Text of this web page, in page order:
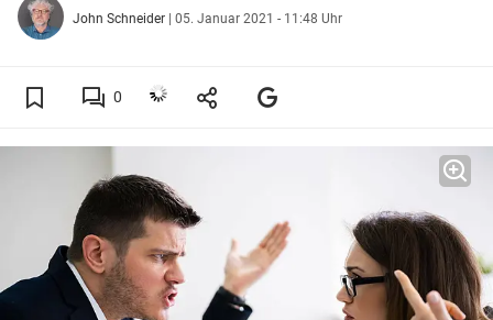
John Schneider | 05. Januar 2021 - 11:48 Uhr
0